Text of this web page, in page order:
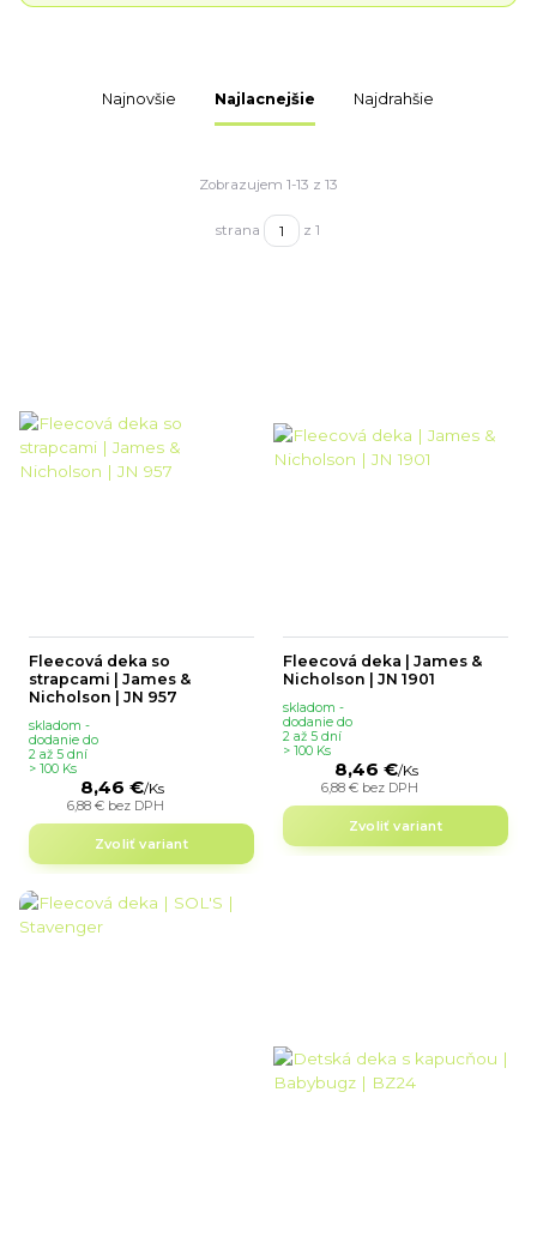
Najnovšie Najlacnejšie Najdrahšie
Zobrazujem 1-13 z 13
strana z 1
Fleecová deka so
strapcami | James &
Nicholson | JN 957
8,46 €/Ks
6,88 € bez DPH
skladom -
dodanie do
2 až 5 dní
> 100 Ks
Zvoliť variant
Fleecová deka | James &
Nicholson | JN 1901
8,46 €/Ks
6,88 € bez DPH
skladom -
dodanie do
2 až 5 dní
> 100 Ks
Zvoliť variant